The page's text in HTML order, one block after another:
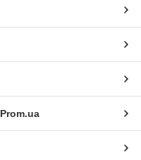
Prom.ua